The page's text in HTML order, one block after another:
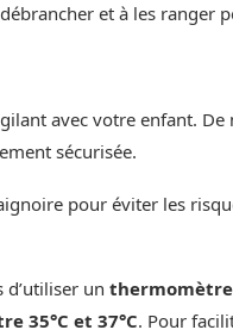
et à les ranger
avec votre enfant.
sécurisée.
pour éviter les
d’utiliser un
35°C et 37°C. Pour